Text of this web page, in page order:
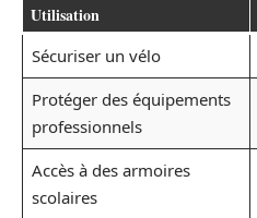
Utilisation
Sécuriser un vélo
Protéger des équipements
professionnels
Accès à des armoires
scolaires